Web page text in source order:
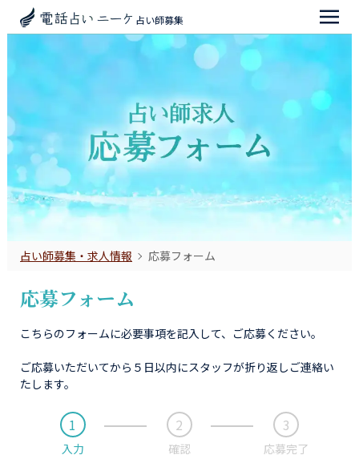
占い師募集
占い師募集・求人情報 応募フォーム
応募フォーム
こちらのフォームに必要事項を記入して、ご応募ください。
ご応募いただいてから５日以内にスタッフが折り返しご連絡い
たします。
1
入力
2
確認
3
応募完了